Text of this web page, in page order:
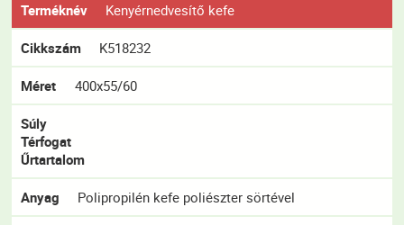
Terméknév Kenyérnedvesítő kefe
Cikkszám K518232
Méret 400x55/60
Súly
Térfogat
Űrtartalom
Anyag Polipropilén kefe poliészter sörtével